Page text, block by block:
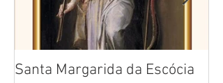
Santa Margarida da Escócia